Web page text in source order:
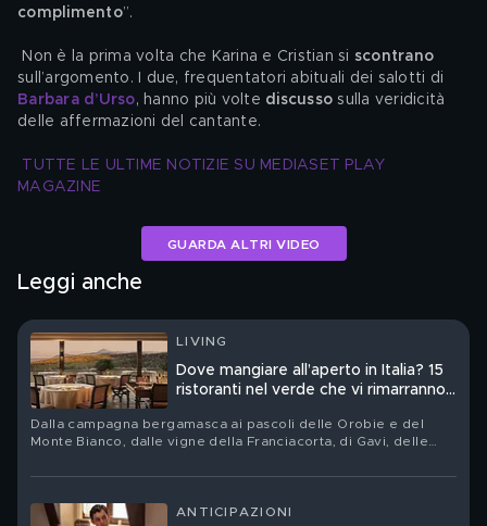
complimento”.
Non è la prima volta che Karina e Cristian si scontrano
sull’argomento. I due, frequentatori abituali dei salotti di
Barbara d’Urso, hanno più volte discusso sulla veridicità
delle affermazioni del cantante.
TUTTE LE ULTIME NOTIZIE SU MEDIASET PLAY
MAGAZINE
GUARDA ALTRI VIDEO
Leggi anche
LIVING
Dove mangiare all’aperto in Italia? 15
ristoranti nel verde che vi rimarranno
Dalla campagna bergamasca ai pascoli delle Orobie e del
Monte Bianco, dalle vigne della Franciacorta, di Gavi, delle
Eolie: quindici tavole nelle quali orti, boschi, allevamenti e
ANTICIPAZIONI